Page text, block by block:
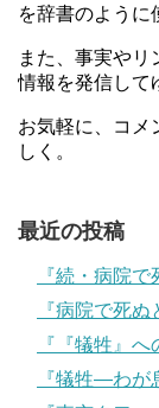
を辞書のように
また、事実や
情報を発信して
お気軽に、コメ
しく。
最近の投稿
『続・病院
『病院で死
『『犠牲』
『犠牲―わが